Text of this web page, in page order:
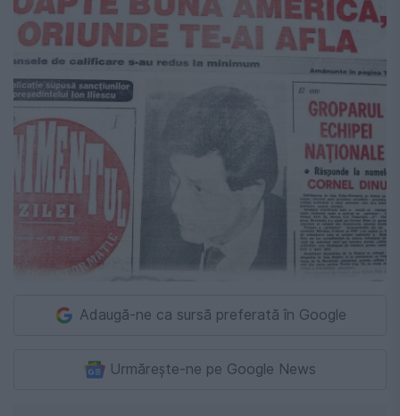
Adaugă-ne ca sursă preferată în Google
Urmărește-ne pe Google News